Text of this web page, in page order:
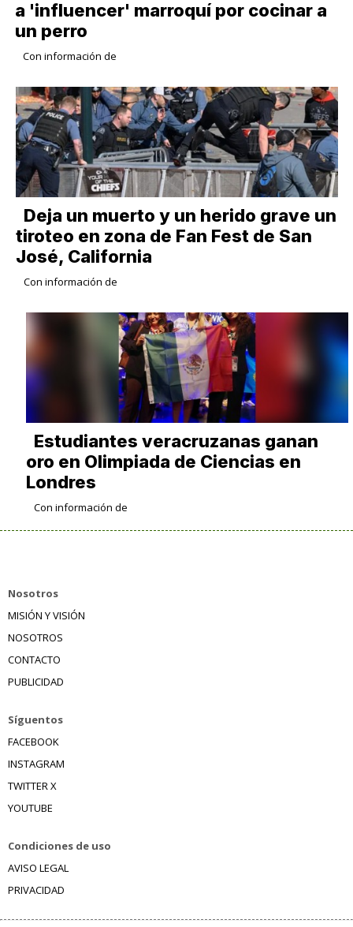
a 'influencer' marroquí por cocinar a
un perro
Con información de
Deja un muerto y un herido grave un
tiroteo en zona de Fan Fest de San
José, California
Con información de
Estudiantes veracruzanas ganan
oro en Olimpiada de Ciencias en
Londres
Con información de
Nosotros
MISIÓN Y VISIÓN
NOSOTROS
CONTACTO
PUBLICIDAD
Síguentos
FACEBOOK
INSTAGRAM
TWITTER X
YOUTUBE
Condiciones de uso
AVISO LEGAL
PRIVACIDAD